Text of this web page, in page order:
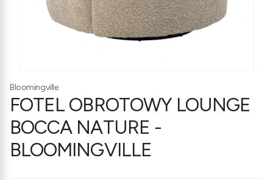
Bloomingville
FOTEL OBROTOWY LOUNGE
BOCCA NATURE -
BLOOMINGVILLE